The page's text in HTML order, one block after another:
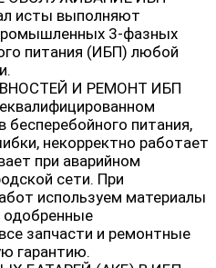
исты выполняют
3-фазных
питания (ИБП) любой
И РЕМОНТ ИБП
бесперебойного питания,
некорректно работает
при аварийном
сети. При
используем материалы
одобренные
запчасти и ремонтные
гарантию.